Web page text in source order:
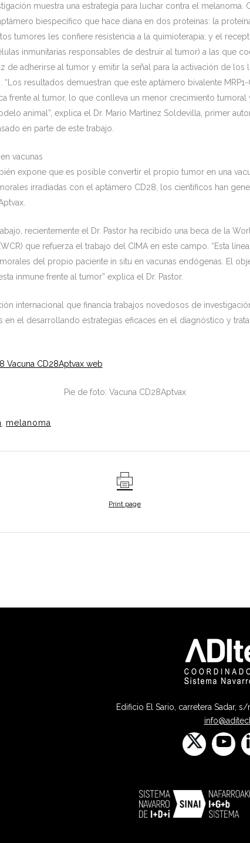
muestra una estrategia para luchar contra el melanoma.
biespecífico que hace diana en dos proteínas: la
tumores les confiere resistencia a la quimioterapia; y el
inmunitarias responsables de destruir al tumor) a las que
de adherirse al tumor y emitir la señal para la activación de los
“Los resultados demuestran que este aptámero bivalente
frente al tumor, lo que conlleva un menor crecimiento tumoral
animal”, explica el Dr. Mario Martínez Soldevilla, primer
en parte de este trabajo.
vacunas
expone que es posible convertir el propio tumor en una
irradiadas con el aptámero CD28, los científicos han
recientemente el Dr. Pastor ha recibido una beca de la
que refuerza el trabajo del CIMA en este campo. “Esta
del propio paciente in situ en vacunas endógenas. El
inmune frente al tumor” explica el Dr. Pastor.
internacional que financia trabajos novedosos de
en el desarrollando estrategias eficaces en el diagnóstico y
Pie de foto: Vacuna CD28Aptvax
melanoma
Print page
Edificio El Sario, carretera Sadar,